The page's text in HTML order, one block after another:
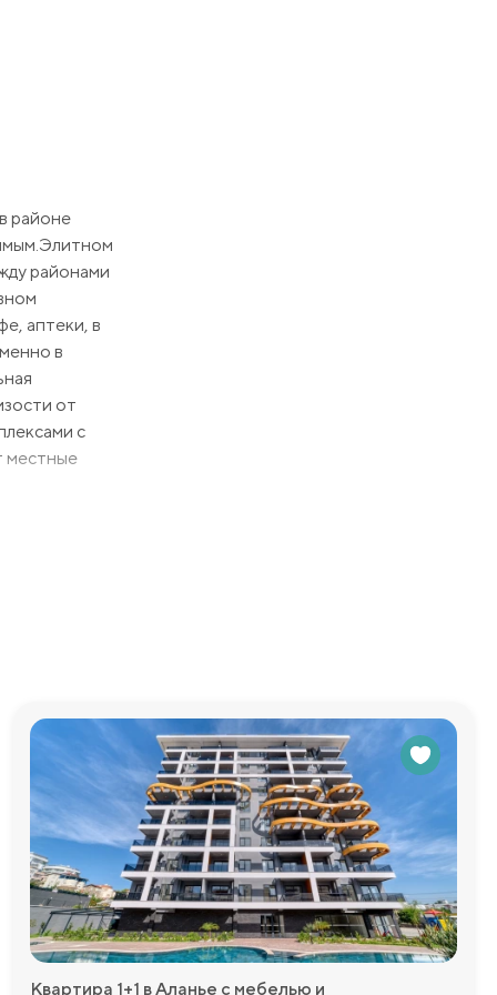
районе
районами
аптеки, в
в
от
с
местные
и барбекю
и
и
Квартира 1+1 в Аланье с мебелью и